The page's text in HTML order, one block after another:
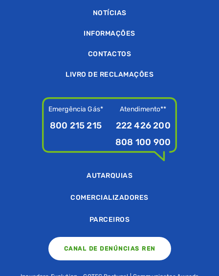
NOTÍCIAS
INFORMAÇÕES
CONTACTOS
LIVRO DE RECLAMAÇÕES
Emergência Gás*
800 215 215
Atendimento**
222 426 200
808 100 900
AUTARQUIAS
COMERCIALIZADORES
PARCEIROS
CANAL DE DENÚNCIAS REN